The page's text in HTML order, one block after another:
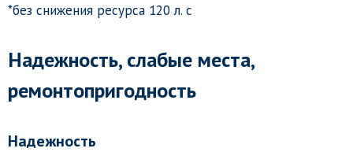
*без снижения ресурса 120 л. с
Надежность, слабые места,
ремонтопригодность
Надежность